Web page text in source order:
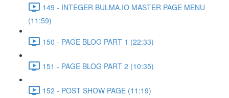
149 - INTEGER BULMA.IO MASTER PAGE MENU
(11:59)
150 - PAGE BLOG PART 1 (22:33)
151 - PAGE BLOG PART 2 (10:35)
152 - POST SHOW PAGE (11:19)